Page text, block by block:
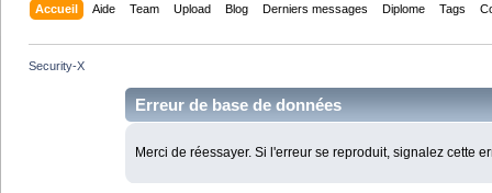
Accueil Aide Team Upload Blog Derniers messages Diplome Tags
Security-X
Erreur de base de données
Merci de réessayer. Si l'erreur se reproduit, signalez cette